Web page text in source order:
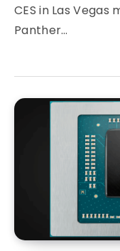
CES in Las
Panther…